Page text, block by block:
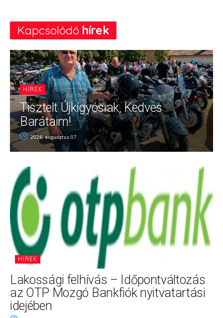
Kapcsolódó hírek
HÍREK
Tisztelt Újkígyósiak, Kedves
Barátaim!
2026. augusztus 07.
HÍREK
Lakossági felhívás – Időpontváltozás
az OTP Mozgó Bankfiók nyitvatartási
idejében